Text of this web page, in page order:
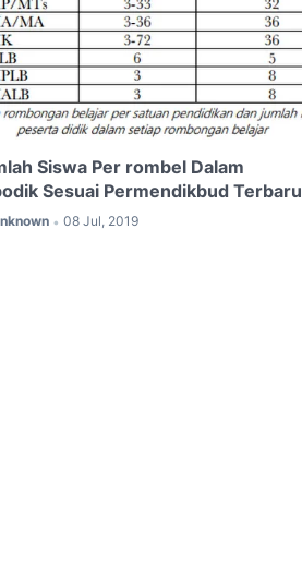
Siswa Per rombel Dalam
Sesuai Permendikbud Terbaru
• 08 Jul, 2019